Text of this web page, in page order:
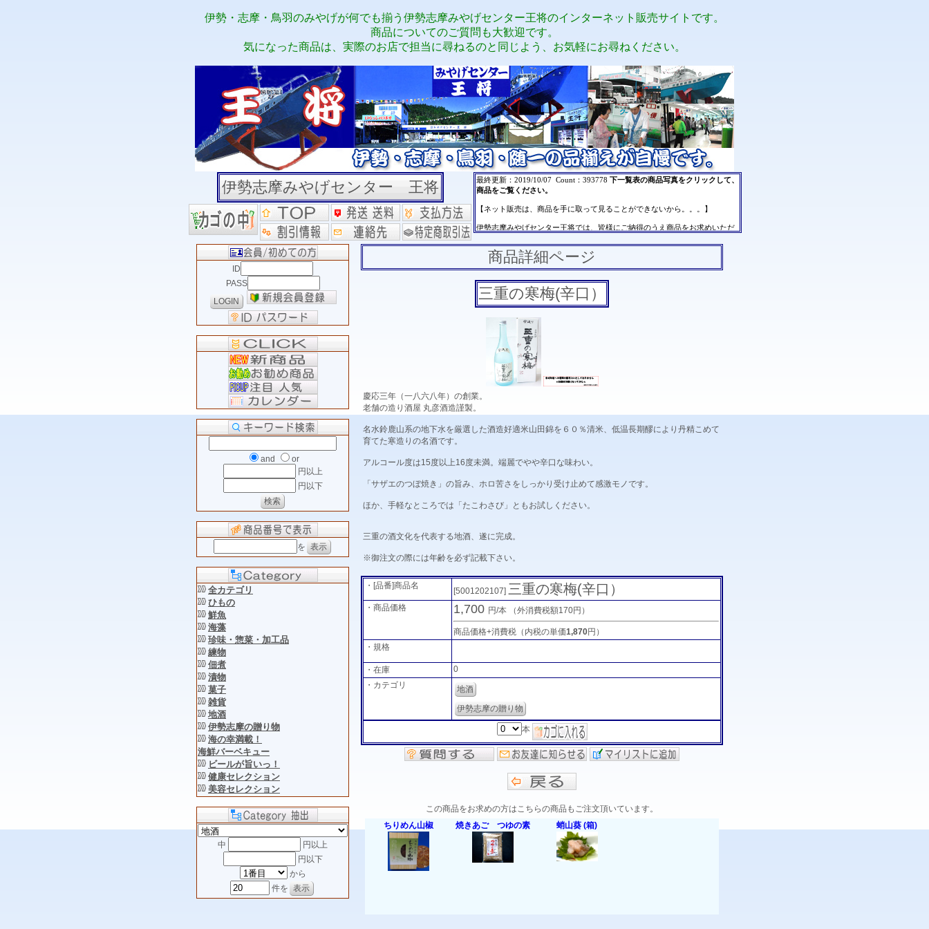
伊勢・志摩・鳥羽のみやげが何でも揃う伊勢志摩みやげセンター王将のインターネット販売サイトです。
商品についてのご質問も大歓迎です。
気になった商品は、実際のお店で担当に尋ねるのと同じよう、お気軽にお尋ねください。
伊勢志摩みやげセンター 王将
ID
PASS
and
or
円以上
円以下
を
全カテゴリ
ひもの
鮮魚
海藻
珍味・惣菜・加工品
練物
佃煮
漬物
菓子
雑貨
地酒
伊勢志摩の贈り物
海の幸満載！
海鮮バーベキュー
ビールが旨いっ！
健康セレクション
美容セレクション
中
円以上
円以下
から
件を
商品詳細ページ
三重の寒梅(辛口）
慶応三年（一八六八年）の創業。
老舗の造り酒屋 丸彦酒造謹製。
名水鈴鹿山系の地下水を厳選した酒造好適米山田錦を６０％清米、低温長期醪により丹精こめて
育てた寒造りの名酒です。
アルコール度は15度以上16度未満。端麗でやや辛口な味わい。
「サザエのつぼ焼き」の旨み、ホロ苦さをしっかり受け止めて感激モノです。
ほか、手軽なところでは「たこわさび」ともお試しください。
三重の酒文化を代表する地酒、遂に完成。
※御注文の際には年齢を必ず記載下さい。
・[品番]商品名
[5001202107] 三重の寒梅(辛口）
・商品価格 1,700 円/本 （外消費税額170円）
商品価格+消費税（内税の単価1,870円）
・規格
・在庫
0
・カテゴリ
地酒
伊勢志摩の贈り物
本
この商品をお求めの方はこちらの商品もご注文頂いています。
ちりめん山椒
焼きあご つゆの素 蛸山葵 (箱)